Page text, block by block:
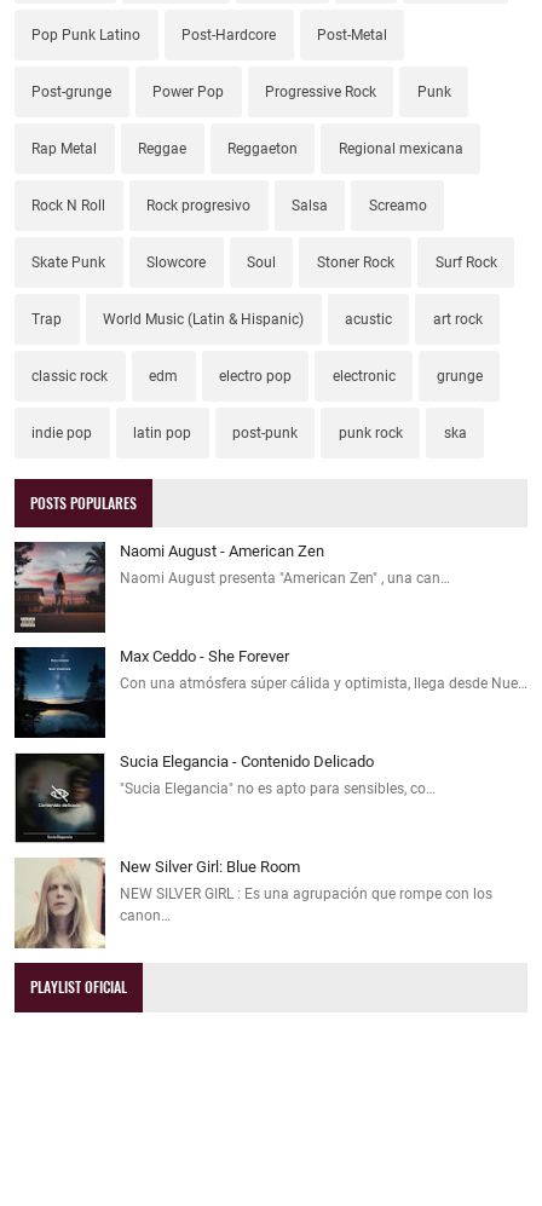
Pop Punk Latino Post-Hardcore Post-Metal
Post-grunge Power Pop Progressive Rock Punk
Rap Metal Reggae Reggaeton Regional mexicana
Rock N Roll Rock progresivo Salsa Screamo
Skate Punk Slowcore Soul Stoner Rock Surf Rock
Trap World Music (Latin & Hispanic) acustic art rock
classic rock edm electro pop electronic grunge
indie pop latin pop post-punk punk rock ska
POSTS POPULARES
Naomi August - American Zen
Naomi August presenta "American Zen" , una can…
Max Ceddo - She Forever
Con una atmósfera súper cálida y optimista, llega desde Nue…
Sucia Elegancia - Contenido Delicado
"Sucia Elegancia" no es apto para sensibles, co…
New Silver Girl: Blue Room
NEW SILVER GIRL : Es una agrupación que rompe con los
canon…
PLAYLIST OFICIAL